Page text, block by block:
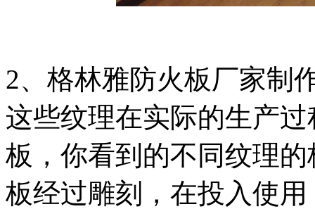
2、格林雅防火板厂家制
这些纹理在实际的生产
板，你看到的不同纹理
板经过雕刻，在投入使